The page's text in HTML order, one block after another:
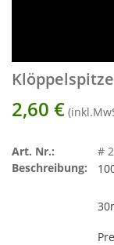
2,60 €
Art. Nr.:
#
Beschreibung: